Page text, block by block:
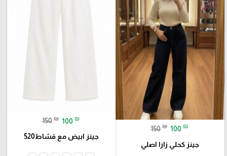
150 ₪ 100 ₪
جينز كحلي زارا اصلي
150 ₪ 100 ₪
جينز ابيض مع قشاط520